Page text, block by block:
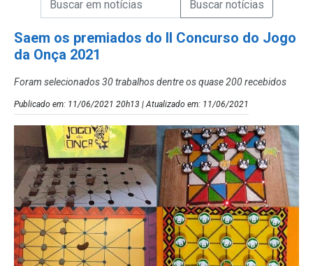
Saem os premiados do II Concurso do Jogo
da Onça 2021
Foram selecionados 30 trabalhos dentre os quase 200 recebidos
Publicado em: 11/06/2021 20h13 | Atualizado em: 11/06/2021